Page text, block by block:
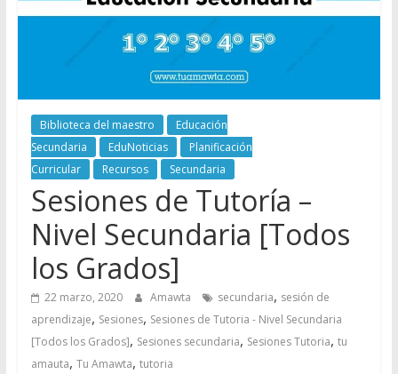
Biblioteca del maestro
Educación
Secundaria
EduNoticias
Planificación
Curricular
Recursos Secundaria
Sesiones de Tutoría –
Nivel Secundaria [Todos
los Grados]
22 marzo, 2020 Amawta secundaria, sesión de
aprendizaje, Sesiones, Sesiones de Tutoria - Nivel Secundaria
[Todos los Grados], Sesiones secundaria, Sesiones Tutoria, tu
amauta, Tu Amawta, tutoria